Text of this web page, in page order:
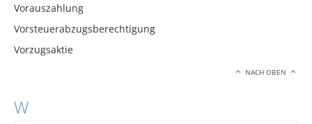
Vorauszahlung
Vorsteuerabzugsberechtigung
Vorzugsaktie
NACH OBEN
W